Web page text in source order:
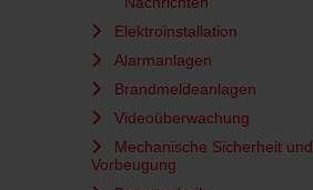
Elektroinstallation
Alarmanlagen
Brandmeldeanlagen
Videoüberwachung
Mechanische Sicherheit und
Vorbeugung